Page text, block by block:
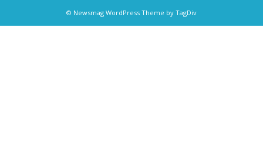
© Newsmag WordPress Theme by TagDiv